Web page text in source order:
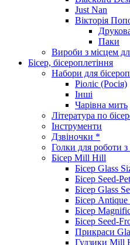
Just Nan
Вікторія
Паки
Вироби з місцем
Бісер, бісероплетіння
Набори для
Ріоліс (Росія)
Інші
Чарівна мить
Література по
Інструменти
Дзвіночки *
Голки для роботи з
Бісер Mill Hill
Бісер Glass
Бісер Seed-
Бісер Glass
Бісер Antique
Бісер
Бісер Seed-
Прикраси
Гудзики Mill